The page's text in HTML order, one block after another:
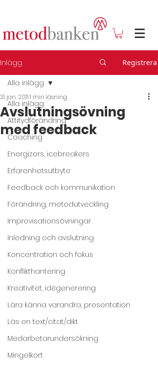
Inlägg Registrera
Alla inlägg
Attitydförändring
Coaching
Energizers, icebreakers
Erfarenhetsutbyte
Feedback och kommunikation
Förändring, metodutveckling
Improvisationsövningar
Inledning och avslutning
Koncentration och fokus
Konflikthantering
Kreativitet, idégenerering
Lära känna varandra, presentation
Läs en text/citat/dikt
Medarbetarundersökning
Mingelkort
Alla inlägg
Avslutningsövning
med feedback
31 jan. 20111 min läsning